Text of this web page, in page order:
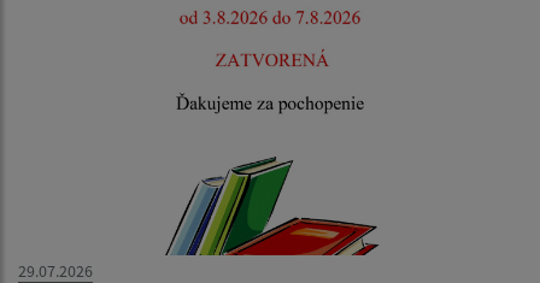
29.07.2026